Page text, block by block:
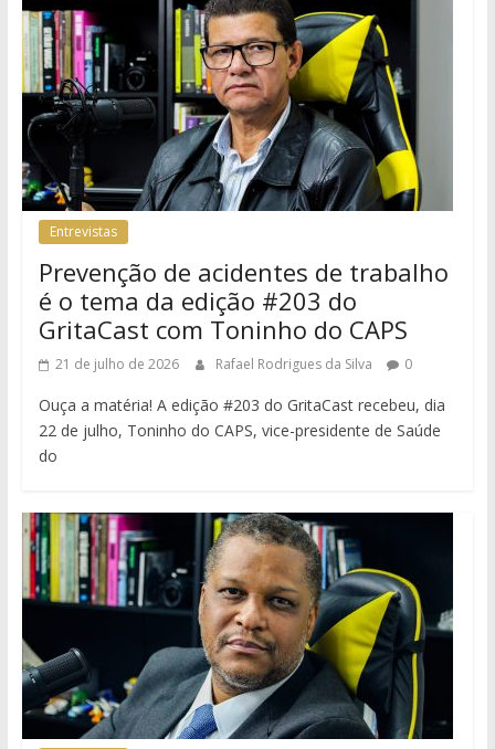
Entrevistas
Prevenção de acidentes de trabalho
é o tema da edição #203 do
GritaCast com Toninho do CAPS
21 de julho de 2026 Rafael Rodrigues da Silva 0
Ouça a matéria! A edição #203 do GritaCast recebeu, dia
22 de julho, Toninho do CAPS, vice-presidente de Saúde
do